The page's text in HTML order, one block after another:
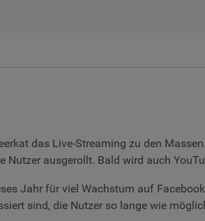
das Live-Streaming zu den
Nutzer ausgerollt. Bald wird auch
Jahr für viel Wachstum auf
sind, die Nutzer so lange wie